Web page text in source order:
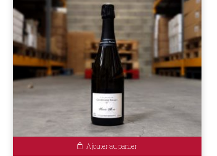
Ajouter au panier